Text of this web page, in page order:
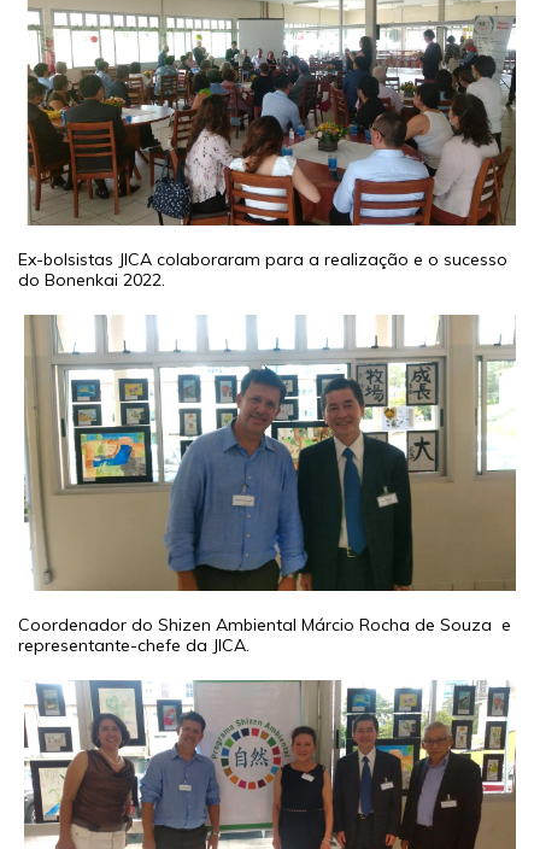
Ex-bolsistas JICA colaboraram para a realização e o sucesso
do Bonenkai 2022.
Coordenador do Shizen Ambiental Márcio Rocha de Souza e
representante-chefe da JICA.